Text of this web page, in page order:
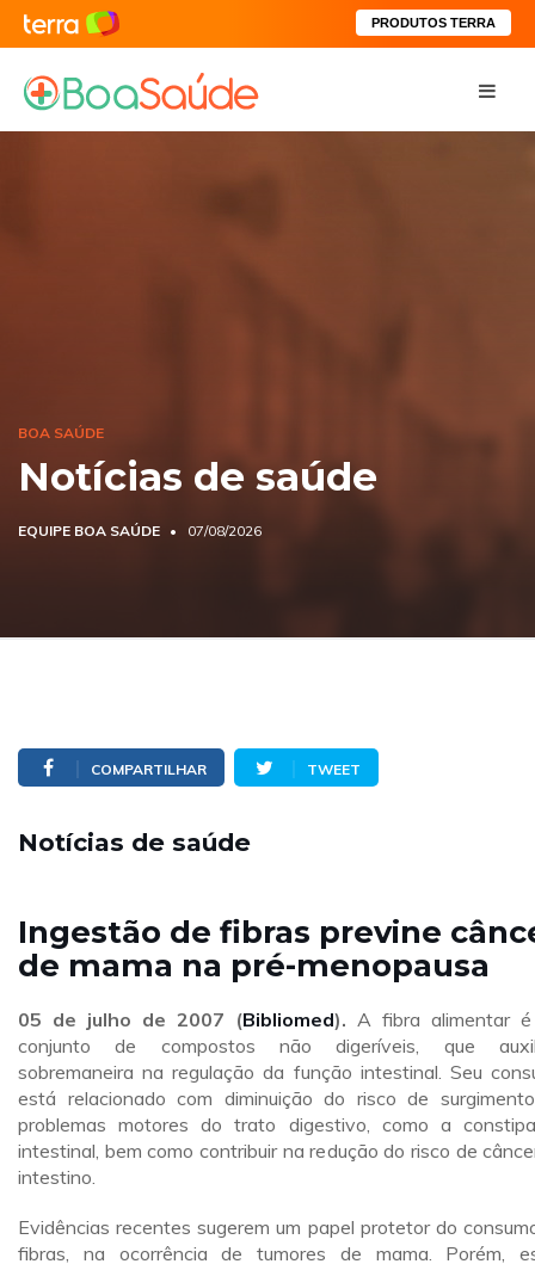
PRODUTOS TERRA
BOA SAÚDE
Notícias de saúde
EQUIPE BOA SAÚDE 07/08/2026
COMPARTILHAR TWEET
Notícias de saúde
Ingestão de fibras previne
de mama na pré-menopausa
05 de julho de 2007 (Bibliomed). A fibra alimentar
conjunto de compostos não digeríveis, que
sobremaneira na regulação da função intestinal. Seu
está relacionado com diminuição do risco de
problemas motores do trato digestivo, como a
intestinal, bem como contribuir na redução do risco de
intestino.
Evidências recentes sugerem um papel protetor do
fibras, na ocorrência de tumores de mama. Porém,